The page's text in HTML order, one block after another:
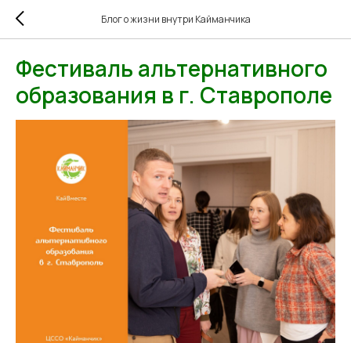
Блог о жизни внутри Кайманчика
Фестиваль альтернативного
образования в г. Ставрополе